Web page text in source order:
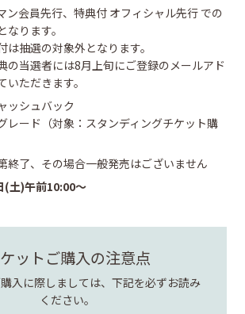
会員先行、特典付 オフィシャル先行 での
ります。
抽選の対象外となります。
の当選者には8月上旬にご登録のメールアド
いただきます。
ッシュバック
レード（対象：スタンディングチケット購
終了、その場合一般発売はございません
土)午前10:00〜
ットご購入の注意点
入に際しましては、下記を必ずお読み
ください。